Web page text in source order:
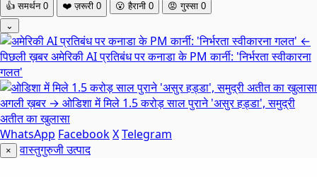
👍 समर्थन 0 ❤️ ज़रूरी 0 😮 हैरानी 0 😡 गुस्सा 0
⌄
←
पिछली ख़बरअमेरिकी AI प्रतिबंध पर कनाडा के PM कार्नी: 'निर्भरता स्वीकारना
गलत'
अगली ख़बर → ओडिशा में मिले 1.5 करोड़ साल पुराने 'असुर हड्डा', समुद्री
अतीत का खुलासा
WhatsApp FacebookXTelegram
× वास्तुगुरुजी उत्पाद